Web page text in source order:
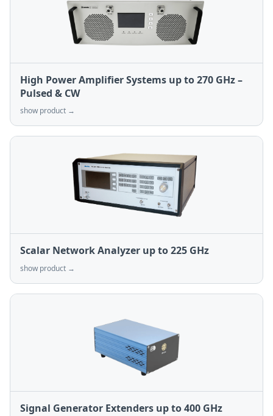
High Power Amplifier Systems up to 270 GHz –
Pulsed & CW
show product →
Scalar Network Analyzer up to 225 GHz
show product →
Signal Generator Extenders up to 400 GHz